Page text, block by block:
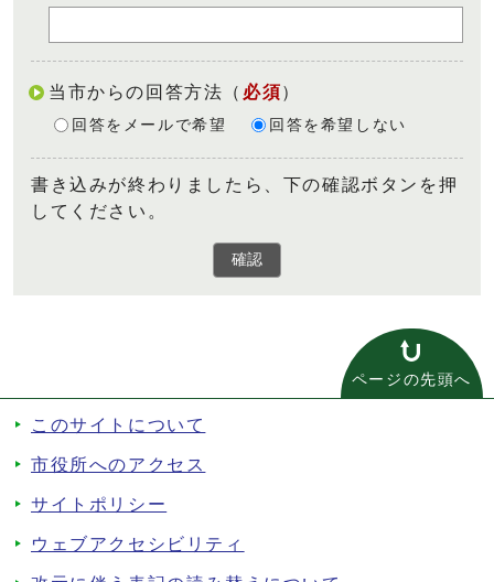
当市からの回答方法 （ 必須）
回答をメールで希望 回答を希望しない
書き込みが終わりましたら、下の確認ボタンを押
してください。
確認
ページの先頭へ
このサイトについて
市役所へのアクセス
サイトポリシー
ウェブアクセシビリティ